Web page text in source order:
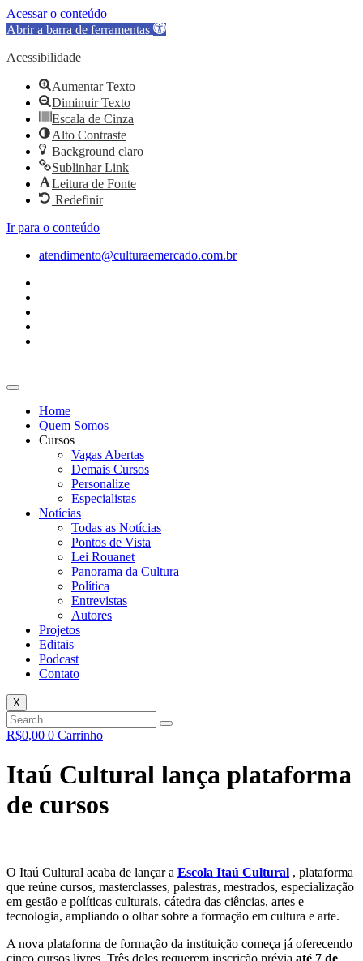
Acessar o conteúdo
Abrir a barra de ferramentas
Acessibilidade
Aumentar Texto
Diminuir Texto
Escala de Cinza
Alto Contraste
Background claro
Sublinhar Link
Leitura de Fonte
Redefinir
Ir para o conteúdo
atendimento@culturaemercado.com.br
Home
Quem Somos
Cursos
Vagas Abertas
Demais Cursos
Personalize
Especialistas
Notícias
Todas as Notícias
Pontos de Vista
Lei Rouanet
Panorama da Cultura
Política
Entrevistas
Autores
Projetos
Editais
Podcast
Contato
X
R$0,00 0 Carrinho
Itaú Cultural lança plataforma
de cursos
O Itaú Cultural acaba de lançar a Escola Itaú Cultural , plataforma
que reúne cursos, masterclasses, palestras, mestrados, especialização
em gestão e políticas culturais, cátedra das ciências, artes e
tecnologia, ampliando o olhar sobre a formação em cultura e arte.
A nova plataforma de formação da instituição começa já oferecendo
cinco cursos livres. Três deles requerem inscrição prévia até 7 de